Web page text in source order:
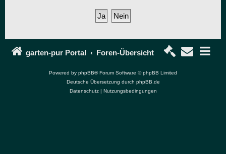
garten-pur Portal Foren-Übersicht
Powered by phpBB® Forum Software © phpBB Limited
Deutsche Übersetzung durch phpBB.de
Datenschutz| Nutzungsbedingungen